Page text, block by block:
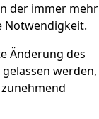
der immer mehr
Notwendigkeit.
Änderung des
werden,